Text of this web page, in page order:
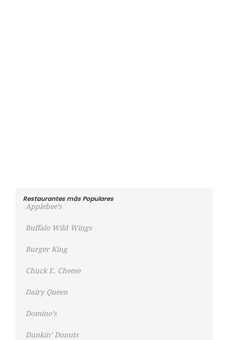
Restaurantes más Populares
Applebee’s
Buffalo Wild Wings
Burger King
Chuck E. Cheese
Dairy Queen
Domino’s
Dunkin’ Donuts